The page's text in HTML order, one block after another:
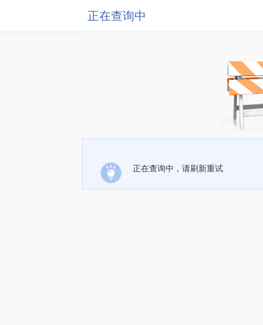
正在查询中
正在查询中，请刷新重试